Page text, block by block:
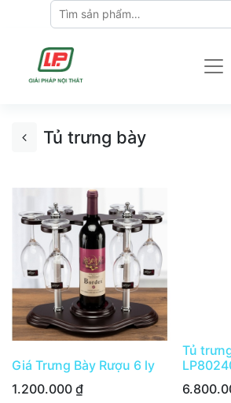
Tủ trưng bày
Giá Trưng Bày Rượu 6 ly
1.200.000 ₫
Tủ